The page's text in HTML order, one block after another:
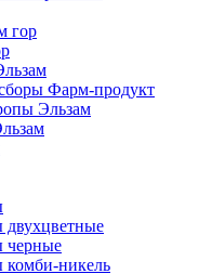
гор
Фарм-продукт
Эльзам
двухцветные
черные
комби-никель